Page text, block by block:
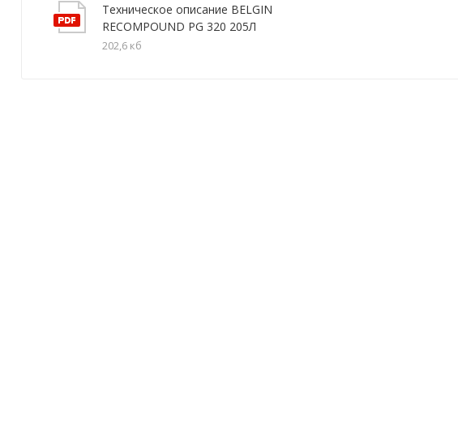
Техническое описание BELGIN
RECOMPOUND PG 320 205Л
202,6 кб